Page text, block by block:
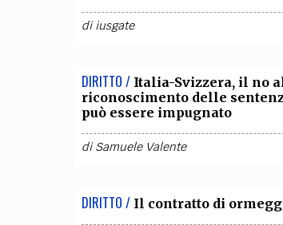
diiusgate
DIRITTO / Italia-Svizzera, il no
riconoscimento delle
può essere impugnato
diSamuele Valente
DIRITTO / Il contratto di